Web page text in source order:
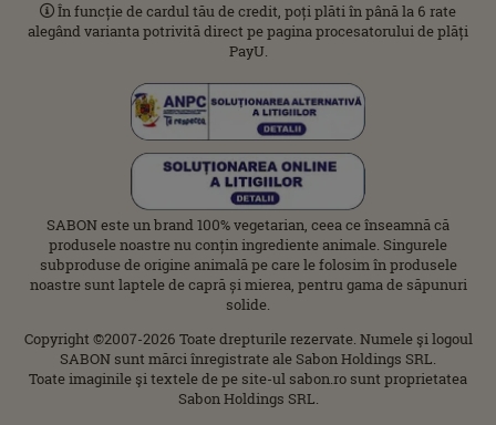
În funcție de cardul tău de credit, poți plăti în până la 6 rate
alegând varianta potrivită direct pe pagina procesatorului de plăți
PayU.
SABON este un brand 100% vegetarian, ceea ce înseamnă că
produsele noastre nu conțin ingrediente animale. Singurele
subproduse de origine animală pe care le folosim în produsele
noastre sunt laptele de capră și mierea, pentru gama de săpunuri
solide.
Copyright ©2007-2026 Toate drepturile rezervate. Numele şi logoul
SABON sunt mărci înregistrate ale Sabon Holdings SRL.
Toate imaginile şi textele de pe site-ul sabon.ro sunt proprietatea
Sabon Holdings SRL.